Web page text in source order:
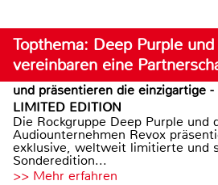
Topthema: Deep Purple
vereinbaren eine
und präsentieren die einzigartige
LIMITED EDITION
Die Rockgruppe Deep Purple und
Audiounternehmen Revox
exklusive, weltweit limitierte und
Sonderedition...
>> Mehr erfahren